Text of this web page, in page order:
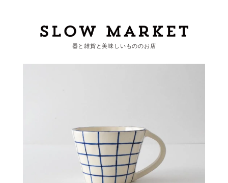
カートを見る
配送について
器と雑貨と美味しいもののお店